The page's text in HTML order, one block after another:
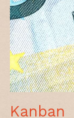
Kanban